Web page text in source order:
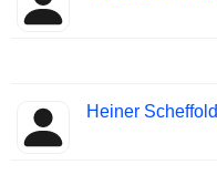
Heiner Scheffold